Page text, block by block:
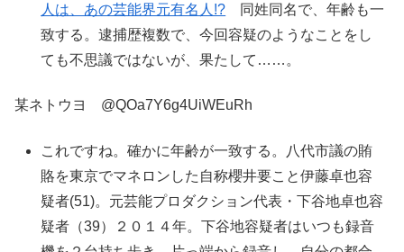
人は、あの芸能界元有名人!? 同姓同名で、年齢も一
致する。逮捕歴複数で、今回容疑のようなことをし
ても不思議ではないが、果たして……。
某ネトウヨ @QOa7Y6g4UiWEuRh
これですね。確かに年齢が一致する。八代市議の賄
賂を東京でマネロンした自称櫻井要こと伊藤卓也容
疑者(51)。元芸能プロダクション代表・下谷地卓也容
疑者（39）２０１４年。下谷地容疑者はいつも録音